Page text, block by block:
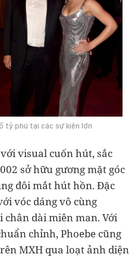
tỷ phú tại các sự kiện lớn
visual cuốn hút, sắc
sở hữu gương mặt góc
đôi mắt hút hồn. Đặc
vóc dáng vô cùng
chân dài miên man. Với
chỉnh, Phoebe cũng
MXH qua loạt ảnh diện